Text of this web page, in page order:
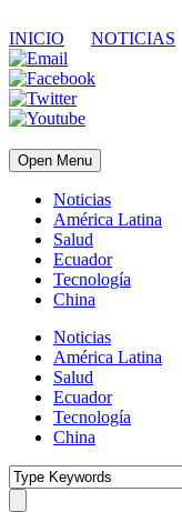
INICIO NOTICIAS
Open Menu
Noticias
América Latina
Salud
Ecuador
Tecnología
China
Noticias
América Latina
Salud
Ecuador
Tecnología
China